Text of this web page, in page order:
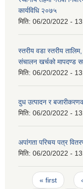
कार्यविधि २०७५
मिति: 06/20/2022 -
स्तरीय वडा स्तरीय
संचालन खर्चको मापदण्ड
मिति: 06/20/2022 -
दुध उत्पादन र
मिति: 06/20/2022 -
अपांगता परिचय पत्र
मिति: 06/20/2022 -
Pages
« first